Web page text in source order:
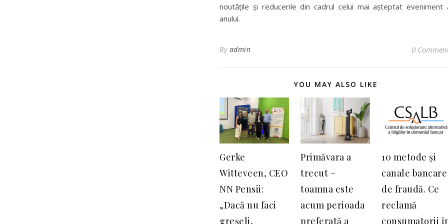
noutățile și reducerile din cadrul celui mai așteptat eveniment
anului.
By admin 0
YOU MAY ALSO LIKE
Gerke
Witteveen, CEO
NN Pensii:
„Dacă nu faci
greșeli,
Primăvara a
trecut –
toamna este
acum perioada
preferată a
10 metode și
canale bancare
de fraudă. Ce
reclamă
consumatorii